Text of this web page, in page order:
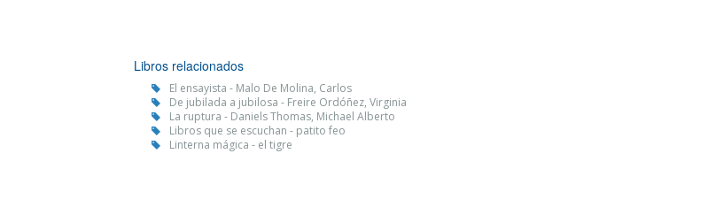
Libros relacionados
El ensayista - Malo De Molina, Carlos
De jubilada a jubilosa - Freire Ordóñez, Virginia
La ruptura - Daniels Thomas, Michael Alberto
Libros que se escuchan - patito feo
Linterna mágica - el tigre